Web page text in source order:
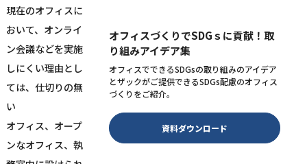
現在のオフィスに
おいて、オンライ
ン会議などを実施
しにくい理由とし
ては、仕切りの無
い
オフィス、オープ
ンなオフィス、執
オフィスづくりでSDGｓに貢献！取
り組みアイデア集
オフィスでできるSDGsの取り組みのアイデア
とザックがご提供できるSDGs配慮のオフィス
づくりをご紹介。
資料ダウンロード